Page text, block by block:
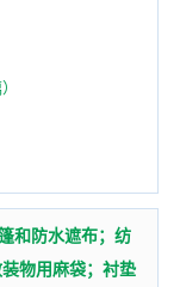
和防水遮布；纺
物用麻袋；衬垫